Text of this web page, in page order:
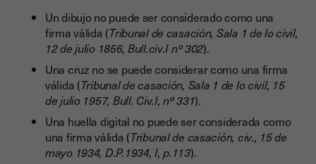
Un dibujo no puede ser considerado como una
firma válida (Tribunal de casación, Sala 1 de lo civil,
12 de julio 1856, Bull.civ.I nº 302).
Una cruz no se puede considerar como una firma
válida (Tribunal de casación, Sala 1 de lo civil, 15
de julio 1957, Bull. Civ.I, nº 331).
Una huella digital no puede ser considerada como
una firma válida (Tribunal de casación, civ., 15 de
mayo 1934, D.P.1934, I, p.113).